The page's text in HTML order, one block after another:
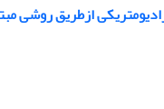
ازطریق روشی